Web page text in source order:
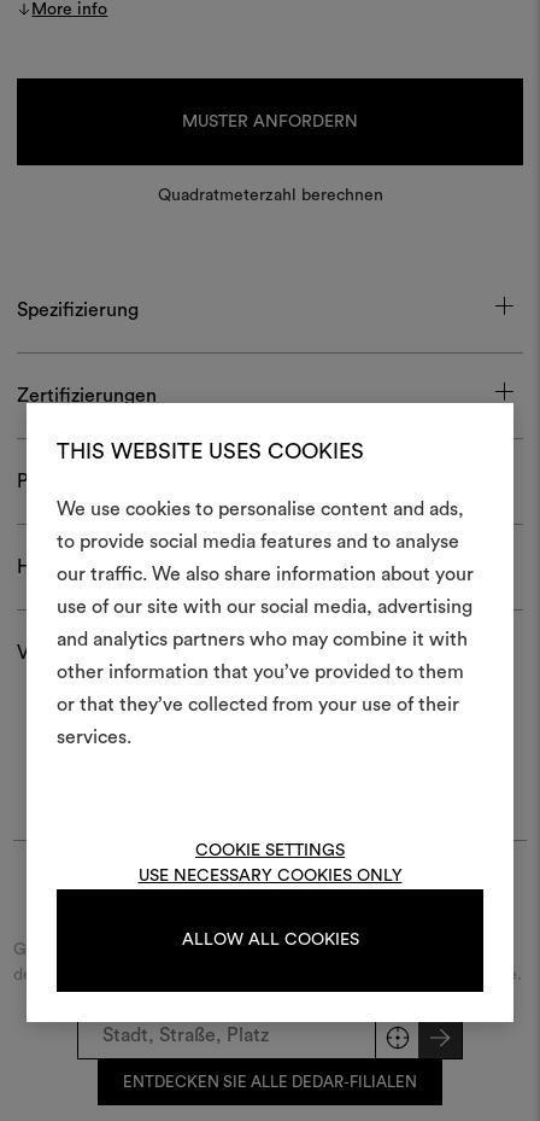
THIS WEBSITE USES COOKIES
We use cookies to personalise content and ads,
to provide social media features and to analyse
our traffic. We also share information about your
use of our site with our social media, advertising
and analytics partners who may combine it with
other information that you’ve provided to them
or that they’ve collected from your use of their
services.
COOKIE SETTINGS
USE NECESSARY COOKIES ONLY
ALLOW ALL COOKIES
More info
MUSTER ANFORDERN
Quadratmeterzahl berechnen
Spezifizierung
Zertifizierungen
Pflege und Gebrauch
Herunterladen
Versand und Rücksendungen
Geben Sie den Namen der Straße/des Platzes beziehungsweise
der Stadt ein und entdecken Sie den Dedar-Händler in Ihrer Nähe.
ENTDECKEN SIE ALLE DEDAR-FILIALEN
Ein
erstellen
Ein interaktives Tool, mit
Ideen zum Leben
anderen teilen können,